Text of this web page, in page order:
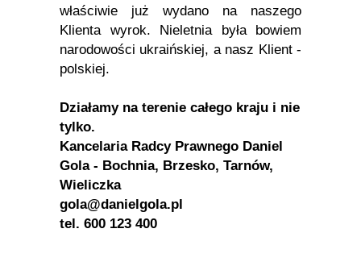
właściwie już wydano na naszego
Klienta wyrok. Nieletnia była bowiem
narodowości ukraińskiej, a nasz Klient -
polskiej.
Działamy na terenie całego kraju i nie
tylko.
Kancelaria Radcy Prawnego Daniel
Gola - Bochnia, Brzesko, Tarnów,
Wieliczka
gola@danielgola.pl
tel. 600 123 400